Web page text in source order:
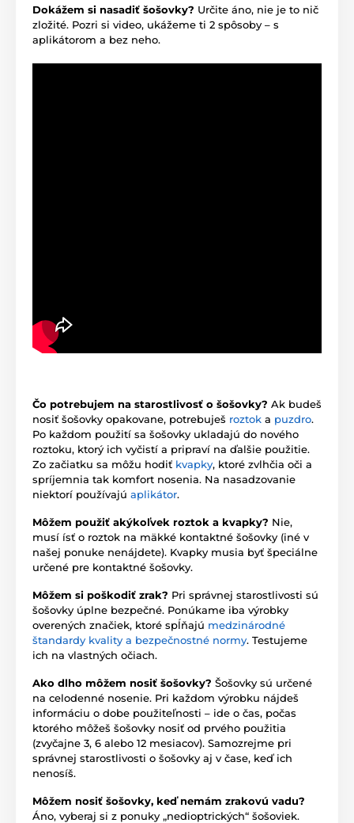
Dokážem si nasadiť šošovky? Určite áno, nie je to nič
zložité. Pozri si video, ukážeme ti 2 spôsoby – s
aplikátorom a bez neho.
Čo potrebujem na starostlivosť o šošovky? Ak budeš
nosiť šošovky opakovane, potrebuješ roztok a puzdro.
Po každom použití sa šošovky ukladajú do nového
roztoku, ktorý ich vyčistí a pripraví na ďalšie použitie.
Zo začiatku sa môžu hodiť kvapky, ktoré zvlhčia oči a
spríjemnia tak komfort nosenia. Na nasadzovanie
niektorí používajú aplikátor.
Môžem použiť akýkoľvek roztok a kvapky? Nie,
musí ísť o roztok na mäkké kontaktné šošovky (iné v
našej ponuke nenájdete). Kvapky musia byť špeciálne
určené pre kontaktné šošovky.
Môžem si poškodiť zrak? Pri správnej starostlivosti sú
šošovky úplne bezpečné. Ponúkame iba výrobky
overených značiek, ktoré spĺňajú medzinárodné
štandardy kvality a bezpečnostné normy. Testujeme
ich na vlastných očiach.
Ako dlho môžem nosiť šošovky? Šošovky sú určené
na celodenné nosenie. Pri každom výrobku nájdeš
informáciu o dobe použiteľnosti – ide o čas, počas
ktorého môžeš šošovky nosiť od prvého použitia
(zvyčajne 3, 6 alebo 12 mesiacov). Samozrejme pri
správnej starostlivosti o šošovky aj v čase, keď ich
nenosíš.
Môžem nosiť šošovky, keď nemám zrakovú vadu?
Áno, vyberaj si z ponuky „nedioptrických“ šošoviek.